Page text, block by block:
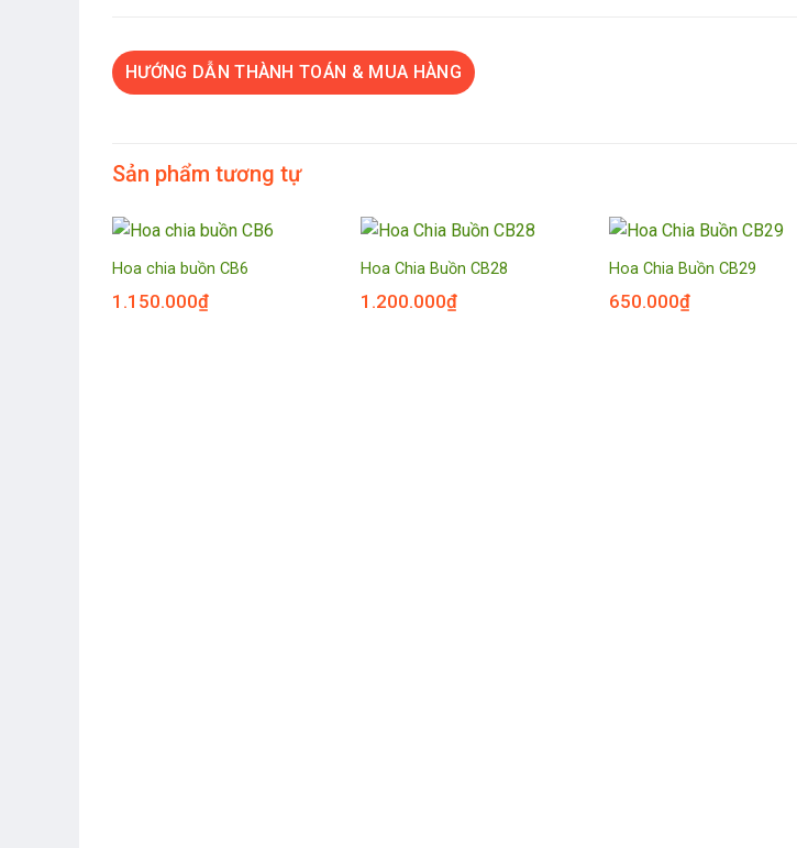
HƯỚNG DẪN THÀNH TOÁN & MUA HÀNG
Sản phẩm tương tự
Hoa chia buồn CB6
1.150.000₫
Hoa Chia Buồn CB28
1.200.000₫
Hoa Chia Buồn CB29
650.000₫